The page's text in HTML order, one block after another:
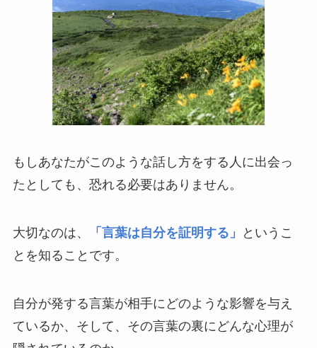
もしあなたがこのような話し方をする人に出会っ
たとしても、恐れる必要はありません。
大切なのは、 「言葉は自分を証明する」
というこ
とを知ることです。
自分が発する言葉が相手にどのような影響を与え
ているか、そして、その言葉の裏にどんな心理が